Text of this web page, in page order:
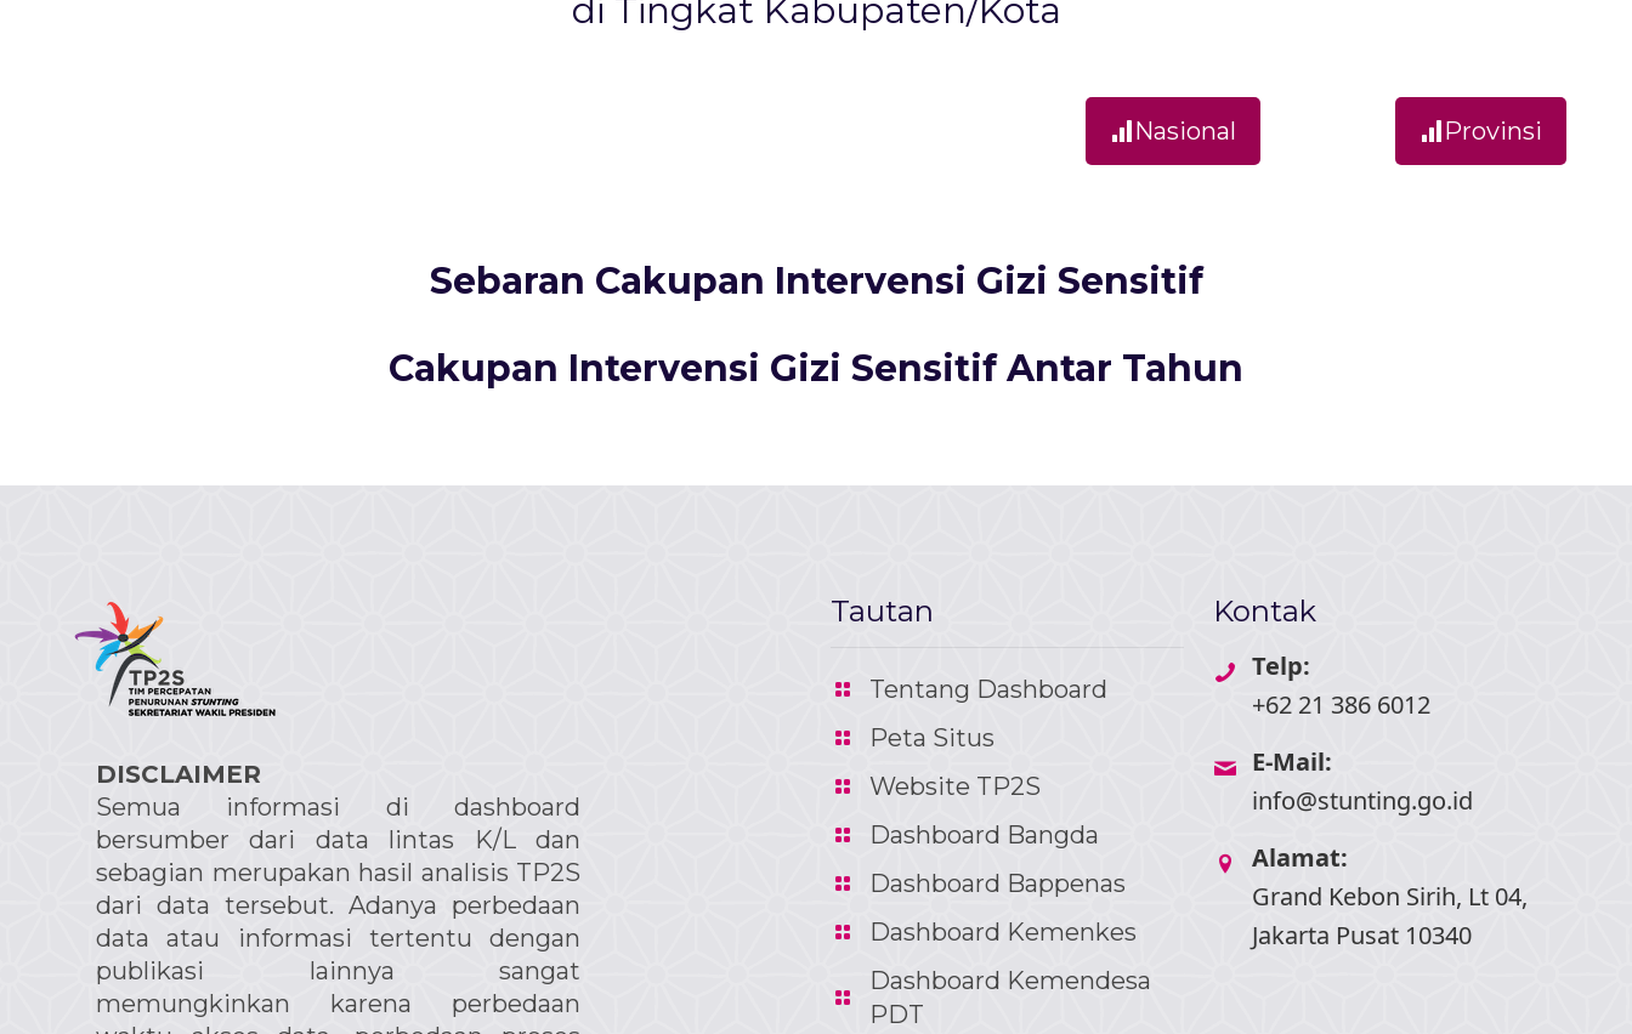
di Tingkat Kabupaten/Kota
Nasional Provinsi
Sebaran Cakupan Intervensi Gizi Sensitif
Cakupan Intervensi Gizi Sensitif Antar Tahun
DISCLAIMER
Semua informasi di dashboard
bersumber dari data lintas K/L dan
sebagian merupakan hasil analisis TP2S
dari data tersebut. Adanya perbedaan
data atau informasi tertentu dengan
publikasi lainnya sangat
memungkinkan karena perbedaan
Tautan
Tentang Dashboard
Peta Situs
Website TP2S
Dashboard Bangda
Dashboard Bappenas
Dashboard Kemenkes
Dashboard Kemendesa
PDT
Kontak
Telp:
+62 21 386 6012
E-Mail:
info@stunting.go.id
Alamat:
Grand Kebon Sirih, Lt 04,
Jakarta Pusat 10340